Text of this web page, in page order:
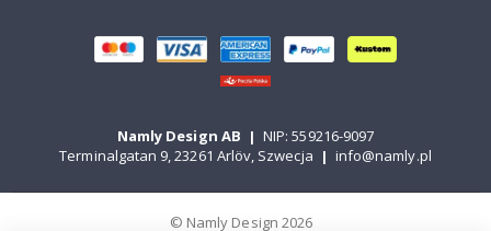
Namly Design AB | NIP: 559216-9097
Terminalgatan 9, 23261 Arlöv, Szwecja | info@namly.pl
© Namly Design 2026